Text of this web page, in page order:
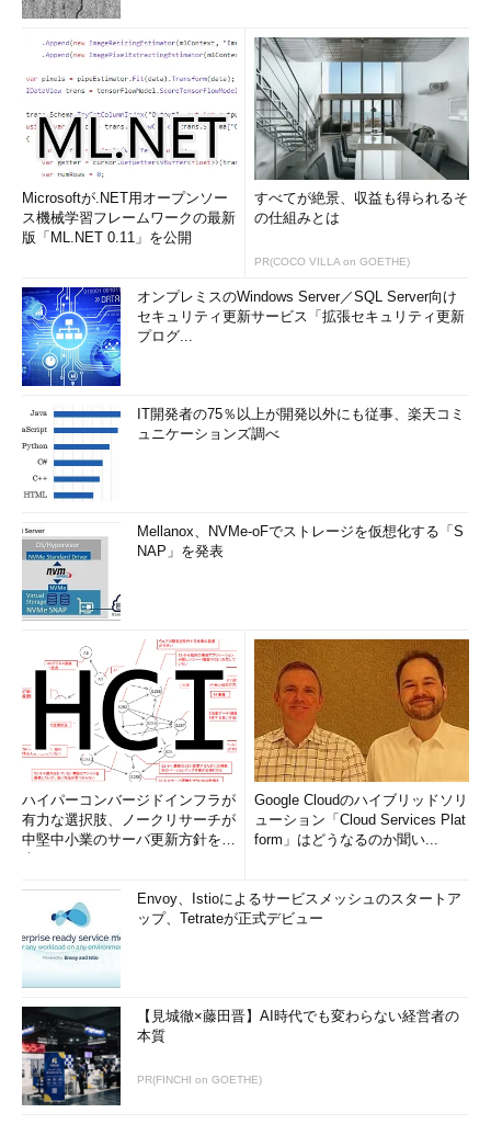
Microsoftが.NET用オープンソー
ス機械学習フレームワークの最新
版「ML.NET 0.11」を公開
すべてが絶景、収益も得られるそ
の仕組みとは
PR(COCO VILLA on GOETHE)
オンプレミスのWindows Server／SQL Server向け
セキュリティ更新サービス「拡張セキュリティ更新
プログ...
IT開発者の75％以上が開発以外にも従事、楽天コミ
ュニケーションズ調べ
Mellanox、NVMe-oFでストレージを仮想化する「S
NAP」を発表
ハイパーコンバージドインフラが
有力な選択肢、ノークリサーチが
中堅中小業のサーバ更新方針を調
Google Cloudのハイブリッドソリ
ューション「Cloud Services Plat
form」はどうなるのか聞い...
Envoy、Istioによるサービスメッシュのスタートア
ップ、Tetrateが正式デビュー
【見城徹×藤田晋】AI時代でも変わらない経営者の
本質
PR(FINCHI on GOETHE)